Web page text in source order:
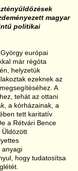
magyar
politikai
európai
már régóta
helyzetük
ezeknek az
A
tehát az ottani
a kórházainak, a
tett karitatív
a Rétvári Bence
Üldözött
anyagi
hogy tudatosítsa